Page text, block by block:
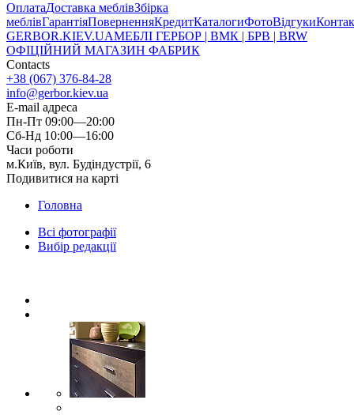
ОплатаДоставка меблівЗбірка
меблівГарантіяПоверненняКредитКаталогиФотоВідгуки
GERBOR.KIEV.UAМЕБЛI ГЕРБОР | ВМК | БРВ | BRW
ОФІЦІЙНИЙ МАГАЗИН ФАБРИК
Contacts
+38 (067) 376-84-28
info@gerbor.kiev.ua
E-mail адреса
Пн-Пт 09:00—20:00
Сб-Нд 10:00—16:00
Часи роботи
м.Київ, вул. Будіндустрії, 6
Подивитися на карті
Головна
Всі фотографії
Вибір редакції